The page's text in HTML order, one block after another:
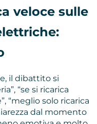
veloce sulle
il dibattito si
“se si ricarica
“meglio solo ricarica
dal momento